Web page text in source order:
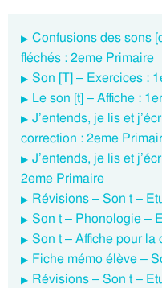
Confusions des sons
fléchés : 2eme Primaire
Son [T] – Exercices :
Le son [t] – Affiche :
J’entends, je lis et
correction : 2eme
J’entends, je lis et
2eme Primaire
Révisions – Son t –
Son t – Phonologie –
Son t – Affiche pour
Fiche mémo élève –
Révisions – Son t –